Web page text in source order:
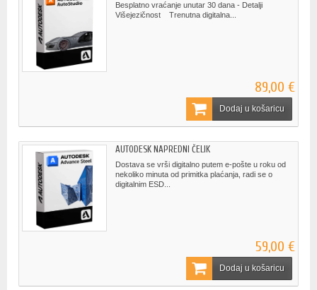
Besplatno vraćanje unutar 30 dana - Detalji
Višejezičnost Trenutna digitalna...
89,00 €
Dodaj u košaricu
AUTODESK NAPREDNI ČELIK
Dostava se vrši digitalno putem e-pošte u roku od
nekoliko minuta od primitka plaćanja, radi se o
digitalnim ESD...
59,00 €
Dodaj u košaricu